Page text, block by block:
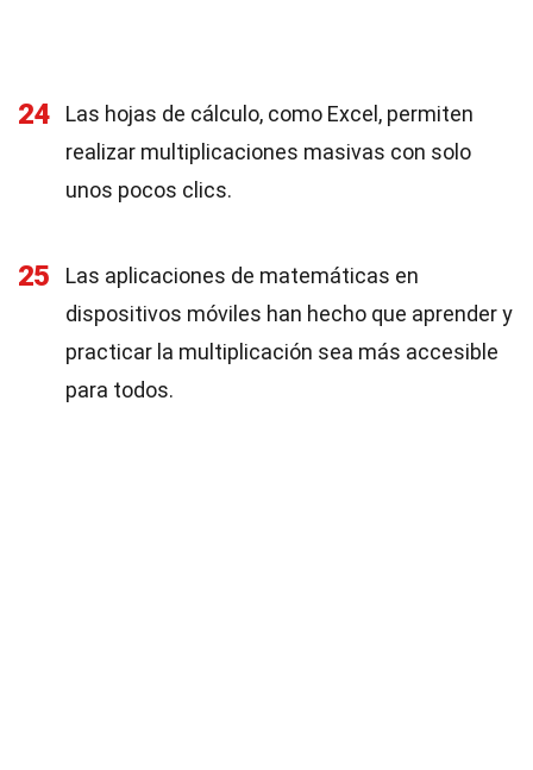
24
Las hojas de cálculo, como Excel, permiten
realizar multiplicaciones masivas con solo
unos pocos clics.
25
Las aplicaciones de matemáticas en
dispositivos móviles han hecho que aprender y
practicar la multiplicación sea más accesible
para todos.